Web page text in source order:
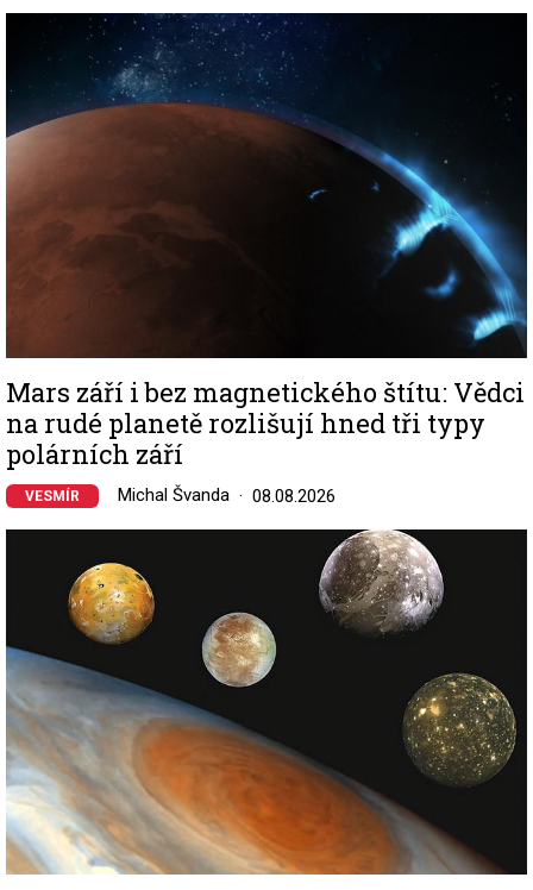
Image
Mars září i bez magnetického štítu: Vědci
na rudé planetě rozlišují hned tři typy
polárních září
VESMÍR Michal Švanda 08.08.2026